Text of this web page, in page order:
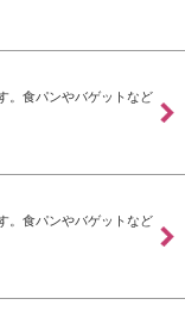
。食パンやバゲットなど
。食パンやバゲットなど